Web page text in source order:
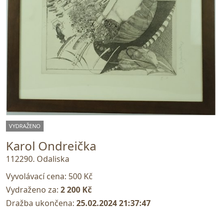
VYDRAŽENO
Karol Ondreička
112290. Odaliska
Vyvolávací cena: 500 Kč
Vydraženo za: 2 200 Kč
Dražba ukončena: 25.02.2024 21:37:47